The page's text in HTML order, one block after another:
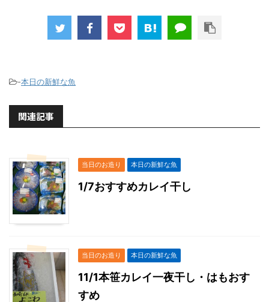
-本日の新鮮な魚
関連記事
当日のお造り 本日の新鮮な魚
1/7おすすめカレイ干し
当日のお造り 本日の新鮮な魚
11/1本笹カレイ一夜干し・はもおす
すめ